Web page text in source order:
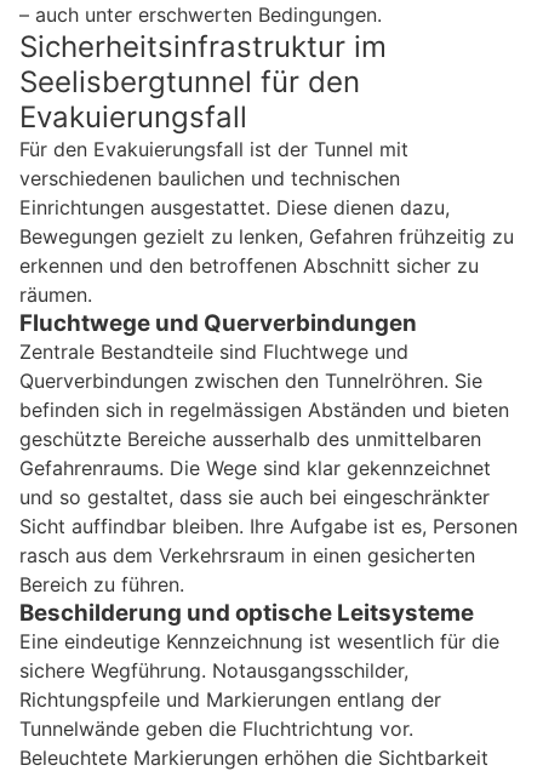
– auch unter erschwerten Bedingungen.
Sicherheitsinfrastruktur im
Seelisbergtunnel für den
Evakuierungsfall
Für den Evakuierungsfall ist der Tunnel mit
verschiedenen baulichen und technischen
Einrichtungen ausgestattet. Diese dienen dazu,
Bewegungen gezielt zu lenken, Gefahren frühzeitig zu
erkennen und den betroffenen Abschnitt sicher zu
räumen.
Fluchtwege und Querverbindungen
Zentrale Bestandteile sind Fluchtwege und
Querverbindungen zwischen den Tunnelröhren. Sie
befinden sich in regelmässigen Abständen und bieten
geschützte Bereiche ausserhalb des unmittelbaren
Gefahrenraums. Die Wege sind klar gekennzeichnet
und so gestaltet, dass sie auch bei eingeschränkter
Sicht auffindbar bleiben. Ihre Aufgabe ist es, Personen
rasch aus dem Verkehrsraum in einen gesicherten
Bereich zu führen.
Beschilderung und optische Leitsysteme
Eine eindeutige Kennzeichnung ist wesentlich für die
sichere Wegführung. Notausgangsschilder,
Richtungspfeile und Markierungen entlang der
Tunnelwände geben die Fluchtrichtung vor.
Beleuchtete Markierungen erhöhen die Sichtbarkeit